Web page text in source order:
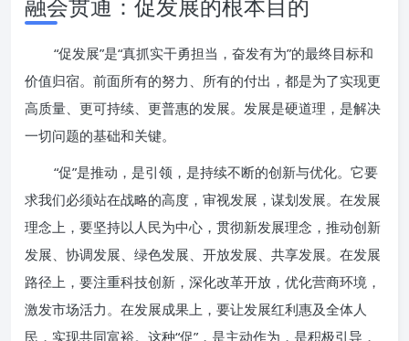
“促发展”是“真抓实干勇担当，奋发有为”的最终目标和
价值归宿。前面所有的努力、所有的付出，都是为了实现更
高质量、更可持续、更普惠的发展。发展是硬道理，是解决
一切问题的基础和关键。
“促”是推动，是引领，是持续不断的创新与优化。它要
求我们必须站在战略的高度，审视发展，谋划发展。在发展
理念上，要坚持以人民为中心，贯彻新发展理念，推动创新
发展、协调发展、绿色发展、开放发展、共享发展。在发展
路径上，要注重科技创新，深化改革开放，优化营商环境，
激发市场活力。在发展成果上，要让发展红利惠及全体人
民，实现共同富裕。这种“促”，是主动作为，是积极引导，